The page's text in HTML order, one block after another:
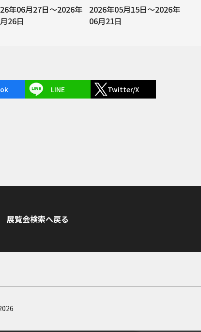
年06月27日～2026年
26日
2026年05月15日～2026年
06月21日
LINE Twitter/X
展覧会検索へ戻る